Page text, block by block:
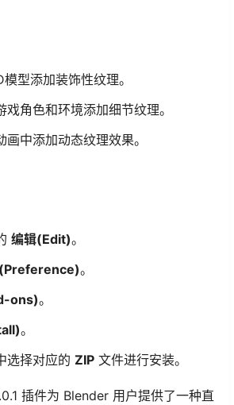
模型添加装饰性纹理。
戏角色和环境添加细节纹理。
画中添加动态纹理效果。
编辑(Edit)。
。
ons)。
。
选择对应的 ZIP 文件进行安装。
插件为 Blender 用户提供了一种直